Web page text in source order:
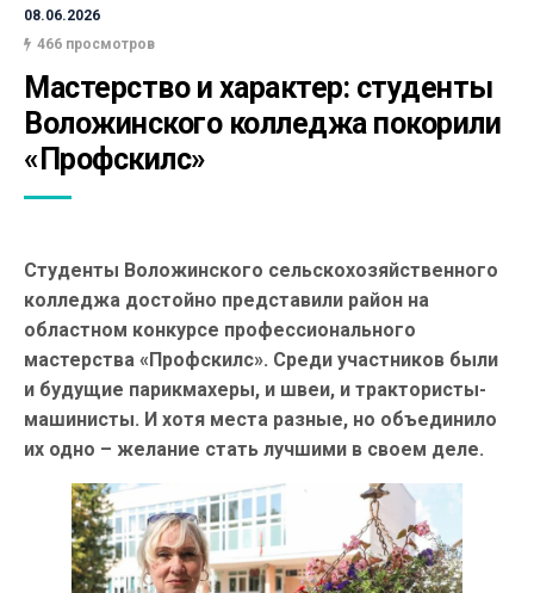
08.06.2026
466 просмотров
Мастерство и характер: студенты
Воложинского колледжа покорили
«Профскилс»
Студенты Воложинского сельскохозяйственного
колледжа достойно представили район на
областном конкурсе профессионального
мастерства «Профскилс». Среди участников были
и будущие парикмахеры, и швеи, и трактористы-
машинисты. И хотя места разные, но объединило
их одно – желание стать лучшими в своем деле.